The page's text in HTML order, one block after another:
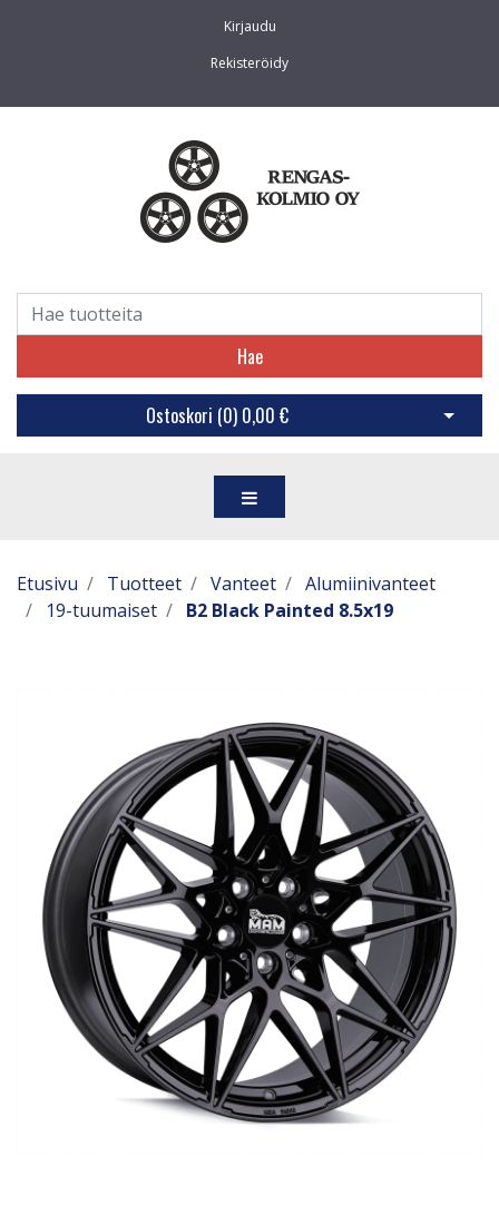
Kirjaudu
Rekisteröidy
Hae
Ostoskori (0) 0,00 € Avaa
Etusivu Tuotteet Vanteet
Alumiinivanteet
19-tuumaiset
B2 Black Painted 8.5x19